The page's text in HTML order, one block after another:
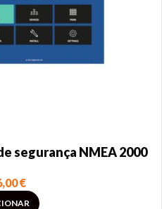
segurança NMEA 2000
€